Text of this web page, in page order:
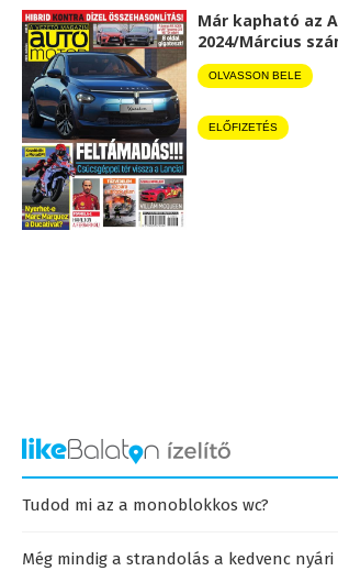
Már kapható az
2024/Március
OLVASSON BELE
ELŐFIZETÉS
Tudod mi az a monoblokkos wc?
Még mindig a strandolás a kedvenc